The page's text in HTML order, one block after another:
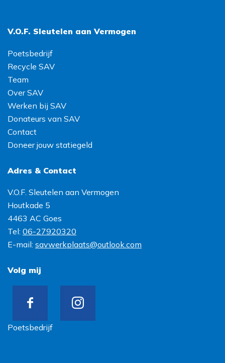
V.O.F. Sleutelen aan Vermogen
Poetsbedrijf
Recycle SAV
Team
Over SAV
Werken bij SAV
Donateurs van SAV
Contact
Doneer jouw statiegeld
Adres & Contact
V.O.F. Sleutelen aan Vermogen
Houtkade 5
4463 AC Goes
Tel: 06-27920320
E-mail: savwerkplaats@outlook.com
Volg mij
Poetsbedrijf